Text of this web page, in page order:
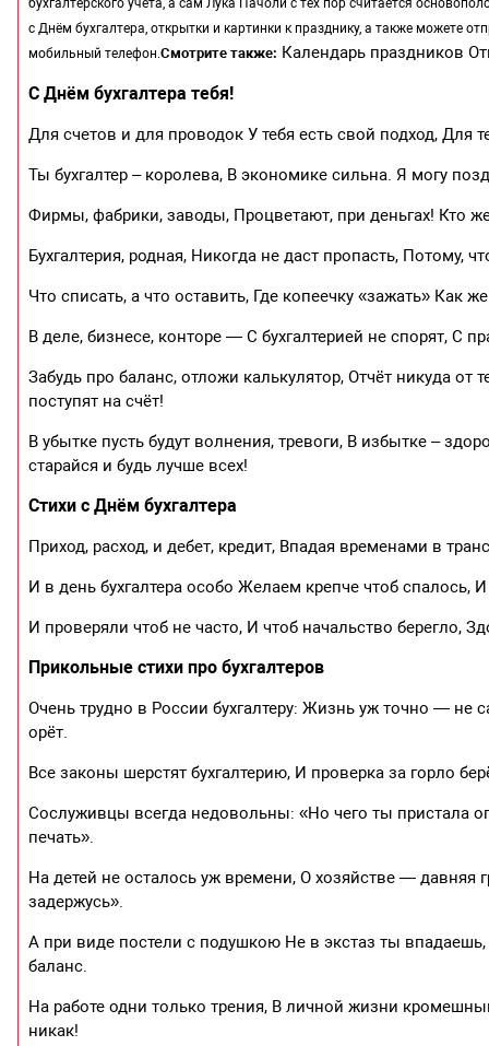
бухгалтерского учёта, а сам Лука Пачоли с тех пор считается
с Днём бухгалтера, открытки и картинки к празднику, а также можете
мобильный телефон.Смотрите также: Календарь праздников
С Днём бухгалтера тебя!
Для счетов и для проводок У тебя есть свой подход, Для
Ты бухгалтер – королева, В экономике сильна. Я могу
Фирмы, фабрики, заводы, Процветают, при деньгах! Кто
Бухгалтерия, родная, Никогда не даст пропасть, Потому,
Что списать, а что оставить, Где копеечку «зажать» Как
В деле, бизнесе, конторе — С бухгалтерией не спорят, С
Забудь про баланс, отложи калькулятор, Отчёт никуда
поступят на счёт!
В убытке пусть будут волнения, тревоги, В избытке –
старайся и будь лучше всех!
Стихи с Днём бухгалтера
Приход, расход, и дебет, кредит, Впадая временами в
И в день бухгалтера особо Желаем крепче чтоб
И проверяли чтоб не часто, И чтоб начальство берегло,
Прикольные стихи про бухгалтеров
Очень трудно в России бухгалтеру: Жизнь уж точно — не
орёт.
Все законы шерстят бухгалтерию, И проверка за горло
Сослуживцы всегда недовольны: «Но чего ты пристала
печать».
На детей не осталось уж времени, О хозяйстве —
задержусь».
А при виде постели с подушкою Не в экстаз ты
баланс.
На работе одни только трения, В личной жизни
никак!